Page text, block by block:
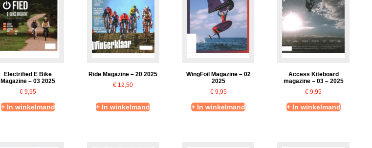
Electrified E Bike
Magazine – 03 2025
€ 9,95
+ In winkelmand
Ride Magazine – 20 2025
€ 12,50
+ In winkelmand
WingFoil Magazine – 02
2025
€9,95
+ In winkelmand
Access Kiteboard
magazine – 03 – 2025
€ 9,95
+ In winkelmand